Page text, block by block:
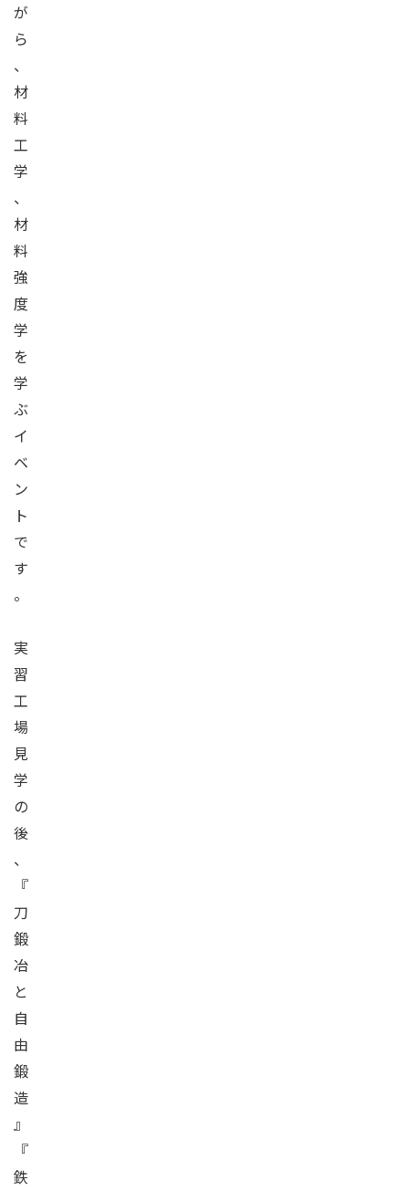
が
ら
、
材
料
工
学
、
材
料
強
度
学
を
学
ぶ
イ
ベ
ン
ト
で
す
。
実
習
工
場
見
学
の
後
、
『
刀
鍛
冶
と
自
由
鍛
造
』
『
鉄